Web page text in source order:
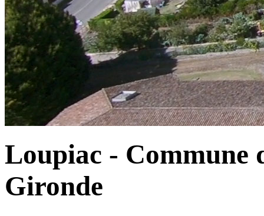
Loupiac - Commune
Gironde